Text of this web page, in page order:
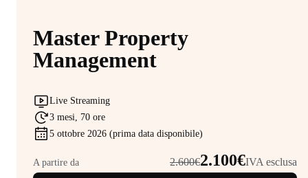
Master Property
Management
Live Streaming
3 mesi, 70 ore
5 ottobre 2026 (prima data disponibile)
A partire da 2.600€2.100€IVA esclusa